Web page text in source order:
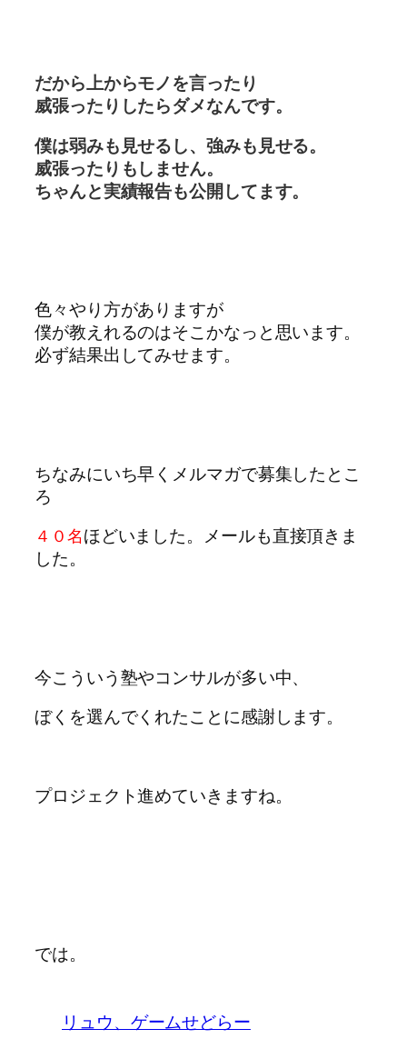
だから上からモノを言ったり
威張ったりしたらダメなんです。
僕は弱みも見せるし、強みも見せる。
威張ったりもしません。
ちゃんと実績報告も公開してます。
色々やり方がありますが
僕が教えれるのはそこかなっと思います。
必ず結果出してみせます。
ちなみにいち早くメルマガで募集したとこ
ろ
４０名ほどいました。メールも直接頂きま
した。
今こういう塾やコンサルが多い中、
ぼくを選んでくれたことに感謝します。
プロジェクト進めていきますね。
では。
リュウ、ゲームせどらー